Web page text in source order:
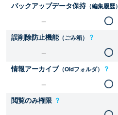
バックアップデータ保持（編集履歴）
誤削除防止機能（ごみ箱） ？
情報アーカイブ（Oldフォルダ） ？
閲覧のみ権限 ？